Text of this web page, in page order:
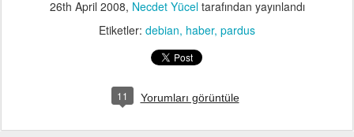
26th April 2008, Necdet Yüceltarafından yayınlandı
Etiketler: debian haber pardus
11 Yorumları görüntüle